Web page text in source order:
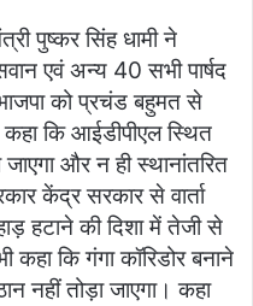
पुष्कर सिंह धामी ने
एवं अन्य 40 सभी पार्षद
को प्रचंड बहुमत से
कि आईडीपीएल स्थित
और न ही स्थानांतरित
केंद्र सरकार से वार्ता
हटाने की दिशा में तेजी से
कहा कि गंगा कॉरिडोर बनाने
नहीं तोड़ा जाएगा। कहा